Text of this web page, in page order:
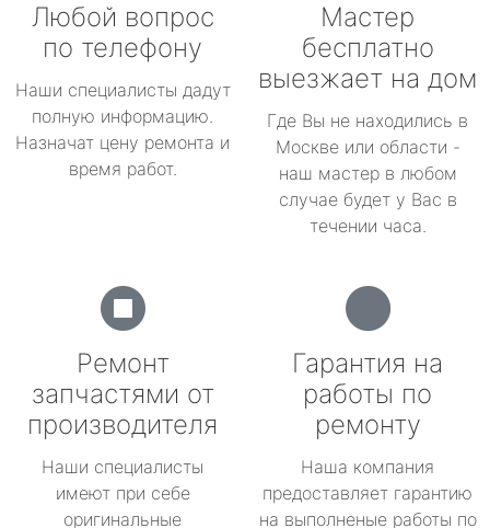
Любой вопрос
по телефону
Наши специалисты дадут
полную информацию.
Назначат цену ремонта и
время работ.
Мастер
бесплатно
выезжает на дом
Где Вы не находились в
Москве или области -
наш мастер в любом
случае будет у Вас в
течении часа.
Ремонт
запчастями от
производителя
Наши специалисты
имеют при себе
оригинальные
Гарантия на
работы по
ремонту
Наша компания
предоставляет гарантию
на выполненые работы по